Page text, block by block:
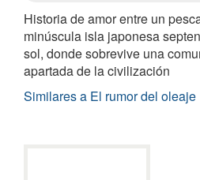
Historia de amor entre un
minúscula isla japonesa
sol, donde sobrevive una
apartada de la civilización
Similares a El rumor del oleaje